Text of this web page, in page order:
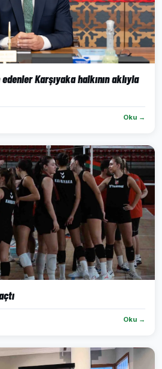
Karşıyaka halkının aklıyla
Oku →
Oku →